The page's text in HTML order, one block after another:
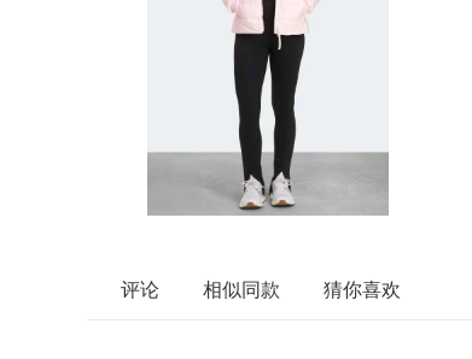
评论 相似同款 猜你喜欢